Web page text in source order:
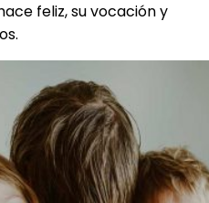
feliz, su vocación y